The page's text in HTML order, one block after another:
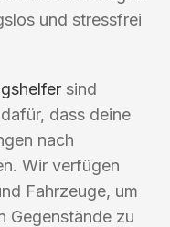
und stressfrei
sind
dass deine
nach
Wir verfügen
Fahrzeuge, um
Gegenstände zu